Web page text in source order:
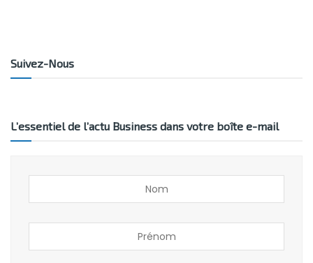
Suivez-Nous
L’essentiel de l’actu Business dans votre boîte e-mail